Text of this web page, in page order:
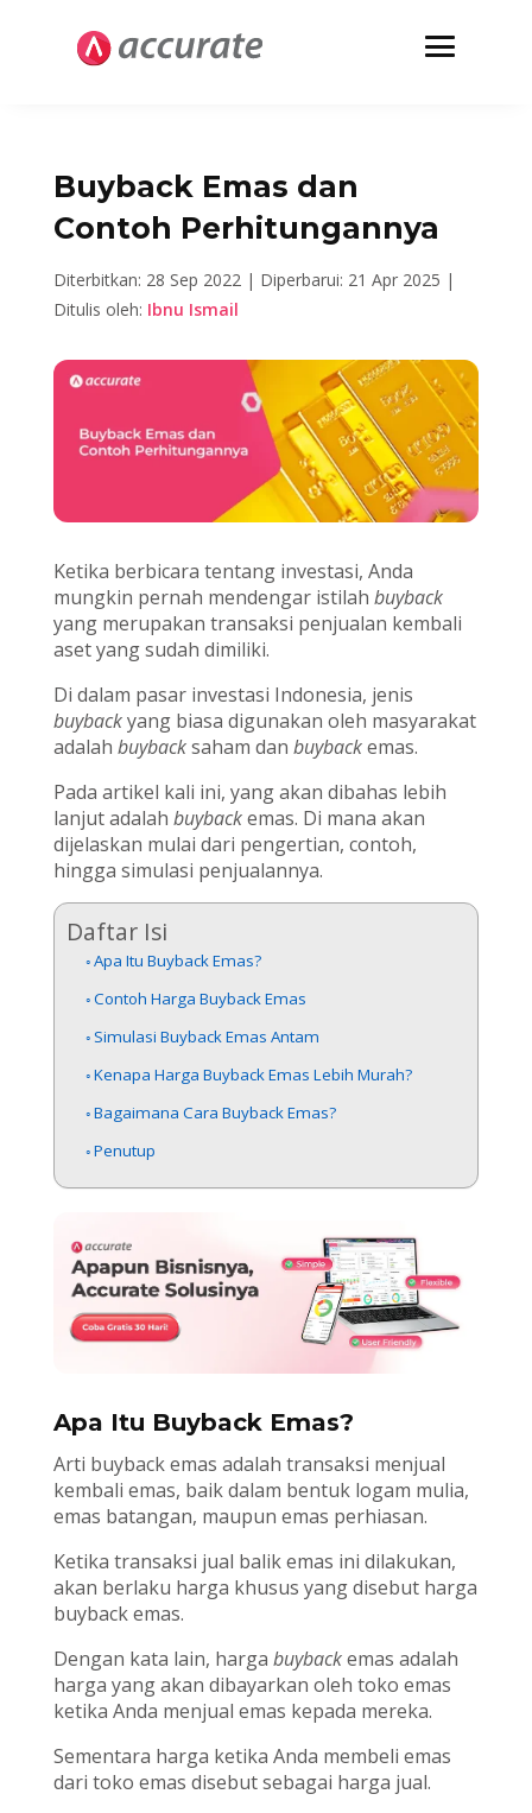
Buyback Emas dan
Contoh Perhitungannya
Diterbitkan: 28 Sep 2022 | Diperbarui: 21 Apr 2025 |
Ditulis oleh: Ibnu Ismail
Ketika berbicara tentang investasi, Anda
mungkin pernah mendengar istilah buyback
yang merupakan transaksi penjualan kembali
aset yang sudah dimiliki.
Di dalam pasar investasi Indonesia, jenis
buybackyang biasa digunakan oleh masyarakat
adalah buybacksaham dan buybackemas.
Pada artikel kali ini, yang akan dibahas lebih
lanjut adalah buybackemas. Di mana akan
dijelaskan mulai dari pengertian, contoh,
hingga simulasi penjualannya.
Daftar Isi
Apa Itu Buyback Emas?
Contoh Harga Buyback Emas
Simulasi Buyback Emas Antam
Kenapa Harga Buyback Emas Lebih Murah?
Bagaimana Cara Buyback Emas?
Penutup
Apa Itu Buyback Emas?
Arti buyback emas adalah transaksi menjual
kembali emas, baik dalam bentuk logam mulia,
emas batangan, maupun emas perhiasan.
Ketika transaksi jual balik emas ini dilakukan,
akan berlaku harga khusus yang disebut harga
buyback emas.
Dengan kata lain, harga buybackemas adalah
harga yang akan dibayarkan oleh toko emas
ketika Anda menjual emas kepada mereka.
Sementara harga ketika Anda membeli emas
dari toko emas disebut sebagai harga jual.